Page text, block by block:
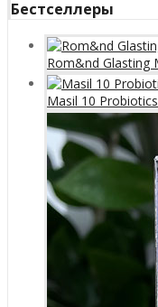
Бестселлеры
Rom&nd Glasting
Masil 10